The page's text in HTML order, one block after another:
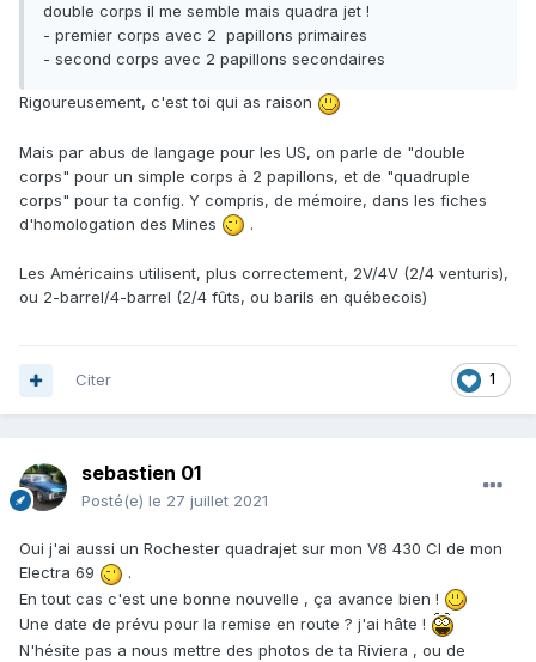
double corps il me semble mais quadra jet !
- premier corps avec 2 papillons primaires
- second corps avec 2 papillons secondaires
Rigoureusement, c'est toi qui as raison
Mais par abus de langage pour les US, on parle de "double
corps" pour un simple corps à 2 papillons, et de "quadruple
corps" pour ta config. Y compris, de mémoire, dans les fiches
d'homologation des Mines
.
Les Américains utilisent, plus correctement, 2V/4V (2/4 venturis),
ou 2-barrel/4-barrel (2/4 fûts, ou barils en québecois)
1
Citer
sebastien 01
Posté(e) le 27 juillet 2021
Oui j'ai aussi un Rochester quadrajet sur mon V8 430 CI de mon
Electra 69
.
En tout cas c'est une bonne nouvelle , ça avance bien !
Une date de prévu pour la remise en route ? j'ai hâte !
N'hésite pas a nous mettre des photos de ta Riviera , ou de